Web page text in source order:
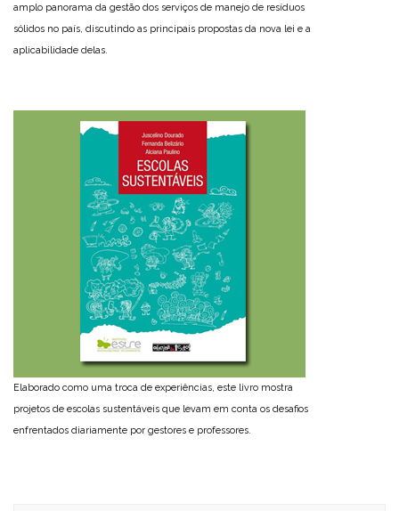
amplo panorama da gestão dos serviços de manejo de resíduos
sólidos no país, discutindo as principais propostas da nova lei e a
aplicabilidade delas.
Elaborado como uma troca de experiências, este livro mostra
projetos de escolas sustentáveis que levam em conta os desafios
enfrentados diariamente por gestores e professores.